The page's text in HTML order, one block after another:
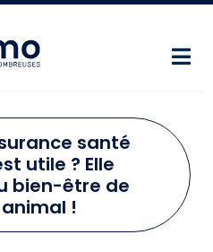
santé
utile ? Elle
bien-être de
!